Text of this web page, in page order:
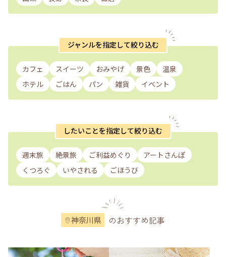
ジャンルを指定して絞り込む
カフェ スイーツ おみやげ 景色
温泉
ホテル
ごはん パン 雑貨 イベント
したいことを指定して絞り込む
週末旅 絶景旅 ご利益めぐり
アートさんぽ
くつろぐ
いやされる ごほうび
神奈川県 のおすすめ記事